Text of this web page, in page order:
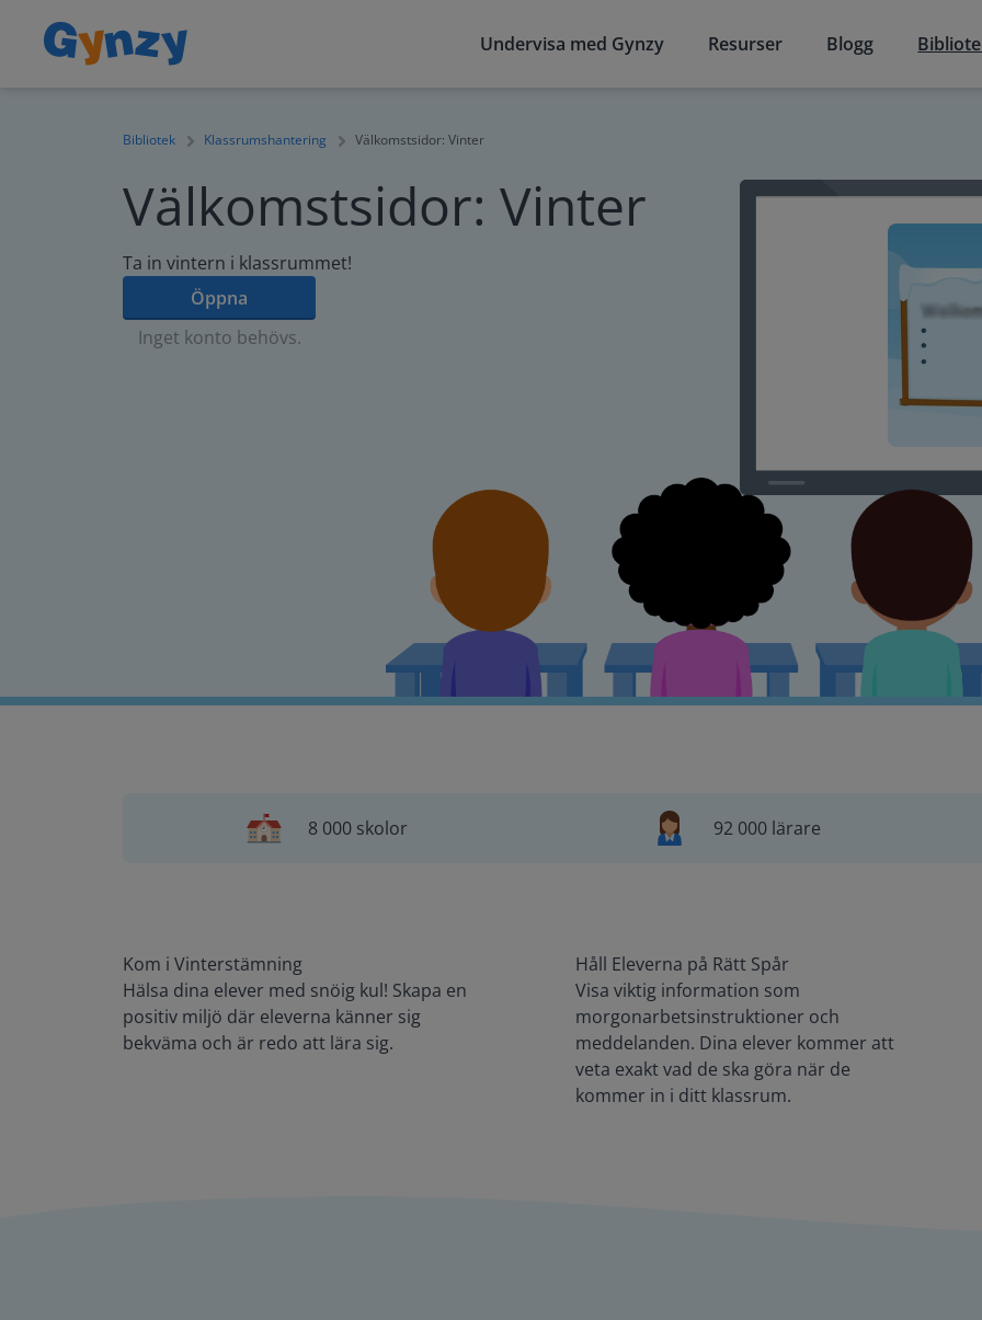
Undervisa med Gynzy Resurser Blogg
Bibliotek Klassrumshantering Välkomstsidor: Vinter
Välkomstsidor: Vinter
Ta in vintern i klassrummet!
Öppna
Inget konto behövs.
8 000 skolor 92 000 lärare
Kom i Vinterstämning
Hälsa dina elever med snöig kul! Skapa en
positiv miljö där eleverna känner sig
bekväma och är redo att lära sig.
Håll Eleverna på Rätt Spår
Visa viktig information som
morgonarbetsinstruktioner och
meddelanden. Dina elever kommer att
veta exakt vad de ska göra när de
kommer in i ditt klassrum.